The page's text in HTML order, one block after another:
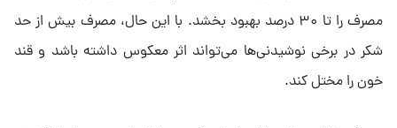
مصرف را تا ۳۰ درصد بهبود بخشد. با این حال، مصرف بیش از حد
شکر در برخی نوشیدنی‌ها می‌تواند اثر معکوس داشته باشد و قند
خون را مختل کند.